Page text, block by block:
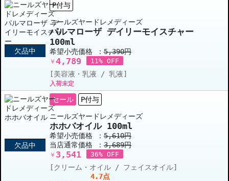
欠品中
P付与
ニールズヤードレメディーズ
パルマローザ デイリーモイスチャー
100ml
希望小売価格 ： 5,390円
￥ 4,789 11% OFF
[美容液・乳液 / 乳液]
入荷未定
欠品中
セール P付与
ニールズヤードレメディーズ
ホホバオイル 100ml
希望小売価格 ： 5,610円
当店通常価格 ： 3,689円
￥ 3,541 36% OFF
[クリーム・オイル / フェイスオイル]
4.7点